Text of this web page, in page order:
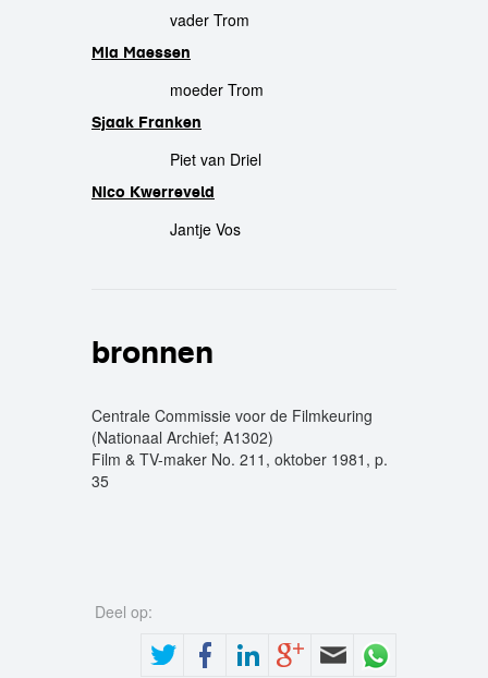
vader Trom
Mia Maessen
moeder Trom
Sjaak Franken
Piet van Driel
Nico Kwerreveld
Jantje Vos
bronnen
Centrale Commissie voor de Filmkeuring
(Nationaal Archief; A1302)
Film & TV-maker No. 211, oktober 1981, p.
35
Deel op: